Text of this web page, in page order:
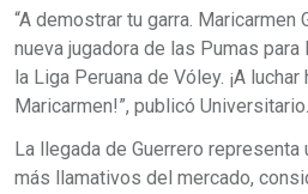
“A demostrar tu garra.
nueva jugadora de las Pumas
la Liga Peruana de Vóley. ¡A
Maricarmen!”, publicó Universitario.
La llegada de Guerrero
más llamativos del mercado,